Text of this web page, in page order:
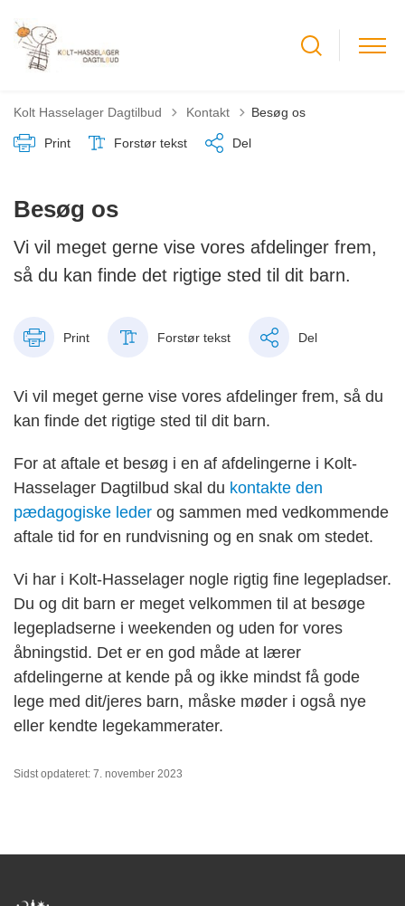
Kolt Hasselager Dagtilbud Tilbage til
Kontakt Besøg os
Print Forstør tekst Del
Besøg os
Vi vil meget gerne vise vores afdelinger frem,
så du kan finde det rigtige sted til dit barn.
Print Forstør tekst Del
Vi vil meget gerne vise vores afdelinger frem, så du
kan finde det rigtige sted til dit barn.
For at aftale et besøg i en af afdelingerne i Kolt-
Hasselager Dagtilbud skal du kontakte den
pædagogiske leder og sammen med vedkommende
aftale tid for en rundvisning og en snak om stedet.
Vi har i Kolt-Hasselager nogle rigtig fine legepladser.
Du og dit barn er meget velkommen til at besøge
legepladserne i weekenden og uden for vores
åbningstid. Det er en god måde at lærer
afdelingerne at kende på og ikke mindst få gode
lege med dit/jeres barn, måske møder i også nye
eller kendte legekammerater.
Sidst opdateret: 7. november 2023